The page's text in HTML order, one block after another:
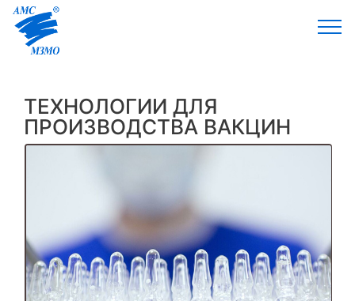
ТЕХНОЛОГИИ ДЛЯ
ПРОИЗВОДСТВА ВАКЦИН